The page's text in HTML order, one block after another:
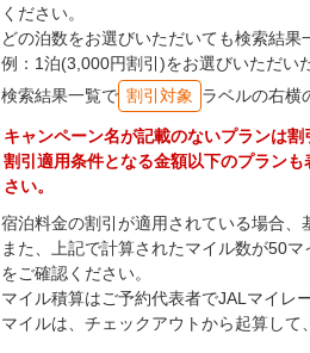
ください。
どの泊数をお選びいただいても検索結果
例：1泊(3,000円割引)をお選びいただい
検索結果一覧で 割引対象 ラベルの右横
キャンペーン名が記載のないプランは割
割引適用条件となる金額以下のプラン
さい。
宿泊料金の割引が適用されている場合、
また、上記で計算されたマイル数が50
をご確認ください。
マイル積算はご予約代表者でJALマイレ
マイルは、チェックアウトから起算して